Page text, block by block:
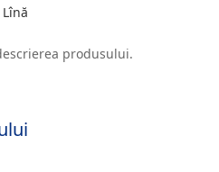
Lînă
produsului.